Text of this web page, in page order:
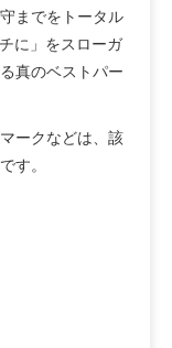
までをトータル
に」をスローガ
真のベストパー
ークなどは、該
す。